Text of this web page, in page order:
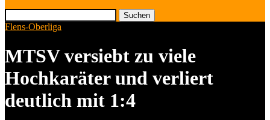
Suchen
Flens-Oberliga
MTSV versiebt zu viele
Hochkaräter und verliert
deutlich mit 1:4